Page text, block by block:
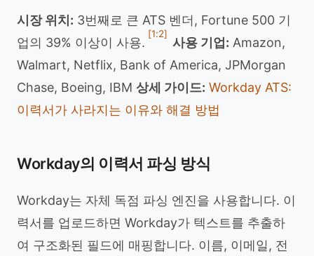
시장 위치: 3번째로 큰 ATS 벤더, Fortune 500 기
업의 39% 이상이 사용.
[1:2]
사용 기업: Amazon,
Walmart, Netflix, Bank of America, JPMorgan
Chase, Boeing, IBM 상세 가이드: Workday ATS:
이력서가 사라지는 이유와 해결 방법
Workday의 이력서 파싱 방식
Workday는 자체 독점 파싱 엔진을 사용합니다. 이
력서를 업로드하면 Workday가 텍스트를 추출하
여 구조화된 필드에 매핑합니다. 이름, 이메일, 전